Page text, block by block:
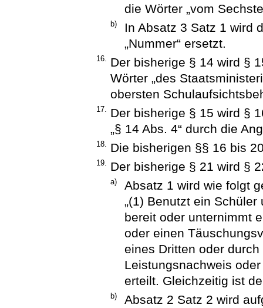
die Wörter „vom
b)
In Absatz 3 Satz 1 wird
„Nummer“ ersetzt.
16.
Der bisherige § 14 wird §
Wörter „des
obersten
17.
Der bisherige § 15 wird §
„§ 14 Abs. 4“ durch die
18. Die bisherigen §§ 16 bis
19. Der bisherige § 21 wird §
a)
Absatz 1 wird wie folgt
„(1) Benutzt ein
bereit oder unternimmt
oder einen
eines Dritten oder
Leistungsnachweis
erteilt. Gleichzeitig ist
b) Absatz 2 Satz 2 wird